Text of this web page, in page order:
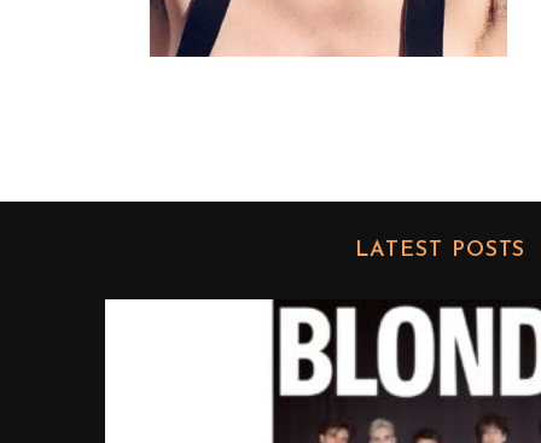
LATEST POSTS